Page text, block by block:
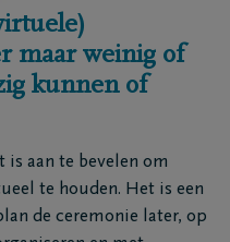
maar weinig of
kunnen of
is aan te bevelen om
te houden. Het is een
de ceremonie later, op